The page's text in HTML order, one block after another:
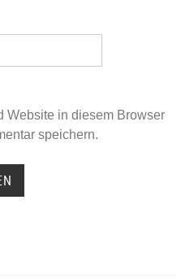
Website in diesem Browser
speichern.